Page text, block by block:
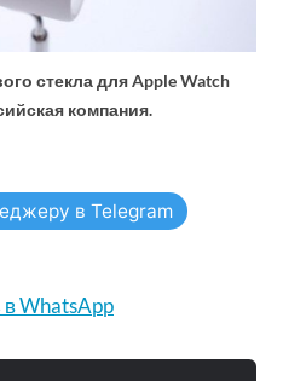
стекла для Apple Watch
компания.
в Telegram
WhatsApp